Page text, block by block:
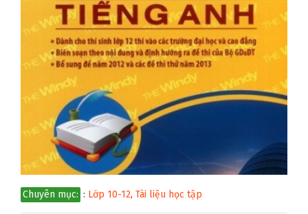
Chuyên mục: : Lớp 10-12, Tài liệu học tập